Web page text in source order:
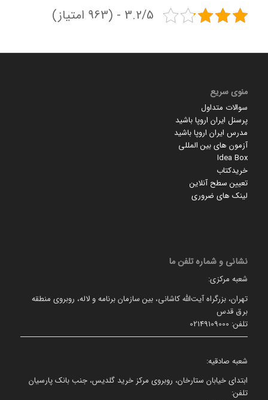
3.2/5 - (963 امتیاز)
منوی سریع
سوالات متداول
پرسنل ایران اروپا باشید
مدرس ایران اروپا باشید
آزمون های بین المللی
Idea Box
خریدکتاب
تعیین سطح آنلاین
لینک های ضروری
نشانی و شماره تلفن ما
شعبه مرکزی:
تهران، بزرگراه آیت‌الله کاشانی، بین سازمان برنامه و لاله، روبروی منطقه
برق قدس
تلفن: 02149109000
شعبه صادقیه:
ابتدای خیابان ستارخان، روبروی مرکز خرید گلدیس، جنب بانک پارسیان
تلفن: